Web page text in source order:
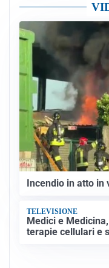
Incendio in atto in
TELEVISIONE
Medici e
terapie cellulari e